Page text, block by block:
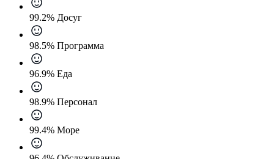
99.2% Досуг
98.5% Программа
96.9% Еда
98.9% Персонал
99.4% Море